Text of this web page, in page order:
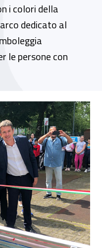
i colori della
dedicato al
le persone con
a Milano, la